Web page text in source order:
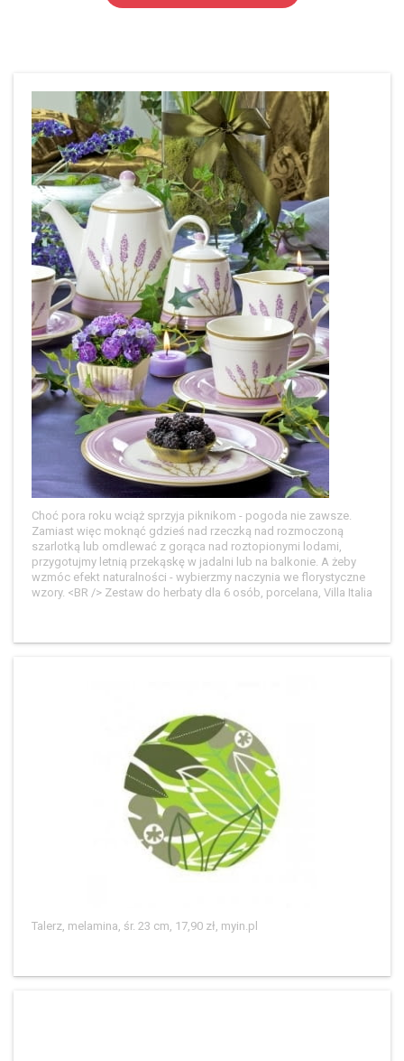
Choć pora roku wciąż sprzyja piknikom - pogoda nie zawsze.
Zamiast więc moknąć gdzieś nad rzeczką nad rozmoczoną
szarlotką lub omdlewać z gorąca nad roztopionymi lodami,
przygotujmy letnią przekąskę w jadalni lub na balkonie. A żeby
wzmóc efekt naturalności - wybierzmy naczynia we florystyczne
wzory. <BR /> Zestaw do herbaty dla 6 osób, porcelana, Villa Italia
Talerz, melamina, śr. 23 cm, 17,90 zł, myin.pl